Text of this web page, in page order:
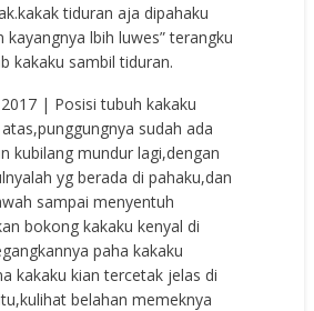
tiduran aja dipahaku
kayangnya lbih luwes” terangku
kakaku sambil tiduran.
| Posisi tubuh kakaku
sudah ada
kubilang mundur lagi,dengan
yg berada di pahaku,dan
sampai menyentuh
bokong kakaku kenyal di
paha kakaku
kakaku kian tercetak jelas di
belahan memeknya